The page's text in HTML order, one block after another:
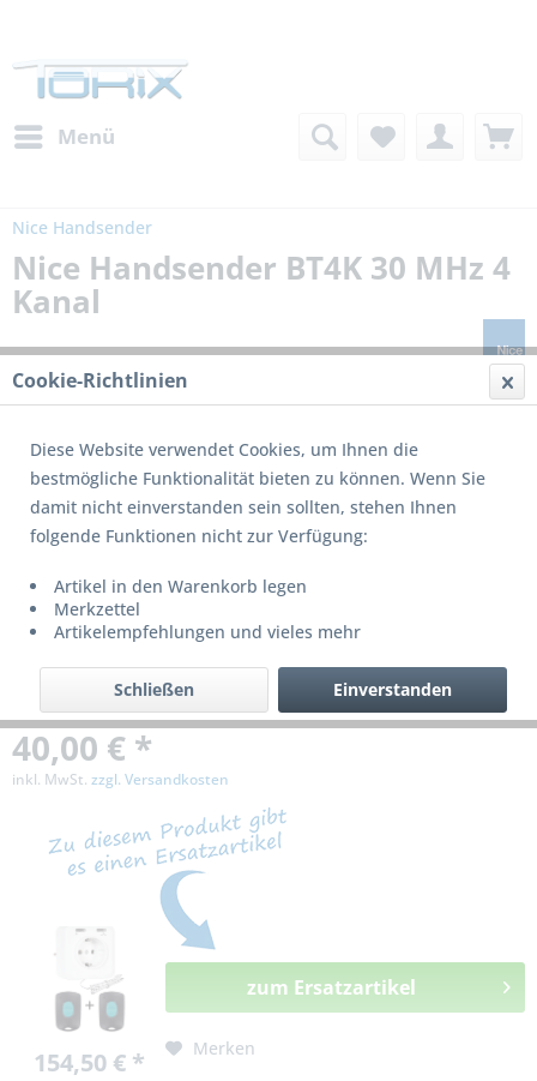
Menü
Nice Handsender
Nice Handsender BT4K 30 MHz 4
Kanal
Dieses Produkt wird nicht mehr produziert
bzw. ist nicht mehr lieferbar!
40,00 € *
inkl. MwSt. zzgl. Versandkosten
154,50 € *
zum Ersatzartikel
Merken
Cookie-Richtlinien
Diese Website verwendet Cookies, um Ihnen die
bestmögliche Funktionalität bieten zu können. Wenn Sie
damit nicht einverstanden sein sollten, stehen Ihnen
folgende Funktionen nicht zur Verfügung:
Artikel in den Warenkorb legen
Merkzettel
Artikelempfehlungen und vieles mehr
Einverstanden
Schließen